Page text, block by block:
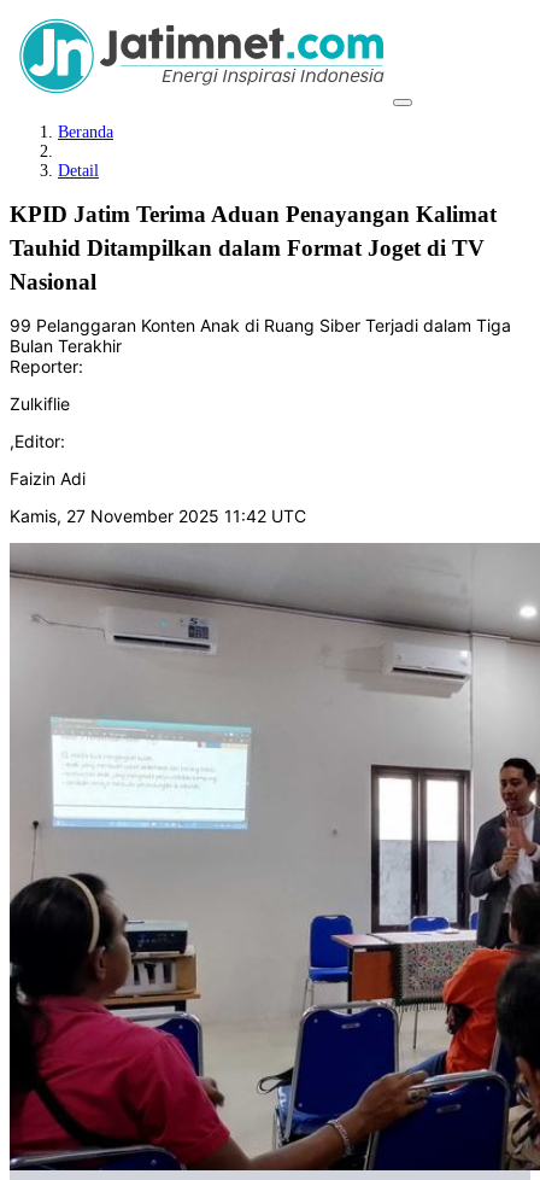
Beranda
Detail
KPID Jatim Terima Aduan Penayangan Kalimat
Tauhid Ditampilkan dalam Format Joget di TV
Nasional
99 Pelanggaran Konten Anak di Ruang Siber Terjadi dalam Tiga
Bulan Terakhir
Reporter:
Zulkiflie
,Editor:
Faizin Adi
Kamis, 27 November 2025 11:42 UTC